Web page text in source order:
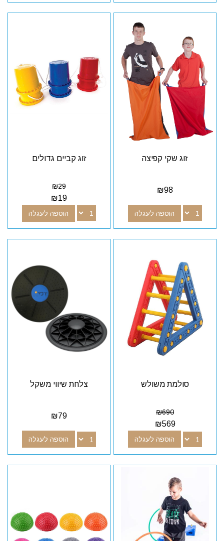
זוג שקי קפיצה
₪98
הוספה לעגלה
זוג קביים גדולים
₪29
₪19
הוספה לעגלה
סולמת משולש
₪690
₪569
הוספה לעגלה
צלחת שיווי משקל
₪79
הוספה לעגלה